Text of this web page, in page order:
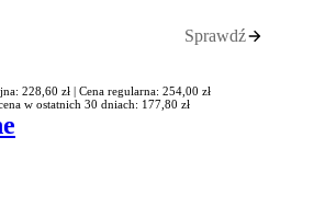
Sprawdź
228,60 zł | Cena regularna: 254,00 zł
w ostatnich 30 dniach: 177,80 zł